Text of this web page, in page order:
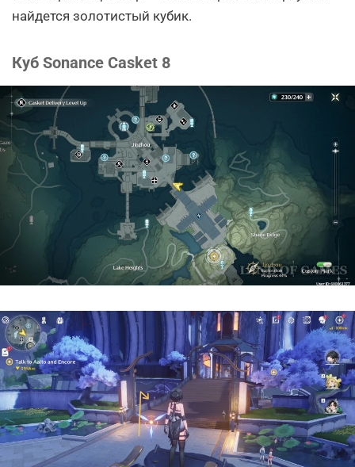
найдется золотистый кубик.
Куб Sonance Casket 8